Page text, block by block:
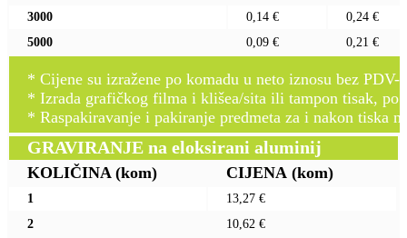
3000
0,14 €
0,24 €
5000
0,09 € 0,21 €
* Cijene su izražene po komadu u neto iznosu bez PDV-
* Izrada grafičkog filma i klišea/sita ili tampon tisak, po
* Raspakiravanje i pakiranje predmeta za i nakon tiska
GRAVIRANJE na eloksirani aluminij
KOLIČINA (kom) CIJENA (kom)
1
13,27 €
2
10,62 €